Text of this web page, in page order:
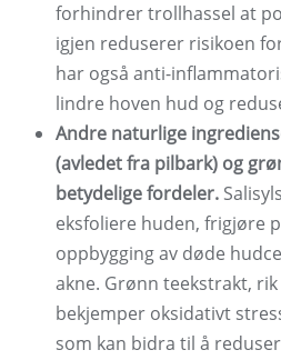
forhindrer trollhassel at
igjen reduserer risikoen
har også anti-
lindre hoven hud og
Andre naturlige
(avledet fra pilbark) og
betydelige fordeler.
eksfoliere huden, frigjøre
oppbygging av døde
akne. Grønn teekstrakt,
bekjemper oksidativt
som kan bidra til å